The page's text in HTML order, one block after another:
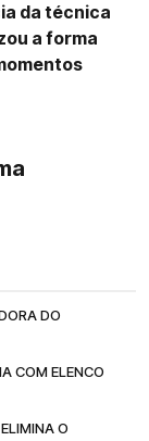
da técnica
a forma
DO
COM ELENCO
O